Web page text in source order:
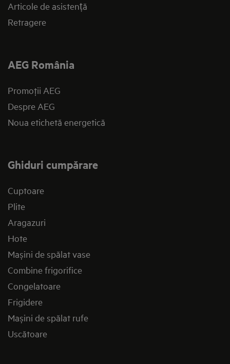
Articole de asistență
Retragere
AEG România
Promoţii AEG
Despre AEG
Noua etichetă energetică
Ghiduri cumpărare
Cuptoare
Plite
Aragazuri
Hote
Mașini de spălat vase
Combine frigorifice
Congelatoare
Frigidere
Mașini de spălat rufe
Uscătoare